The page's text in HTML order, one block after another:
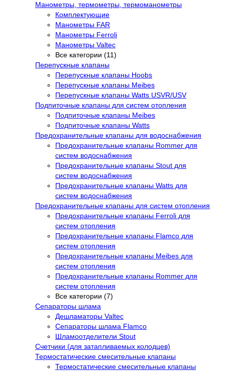
Манометры, термометры, термоманометры
Комплектующие
Манометры FAR
Манометры Ferroli
Манометры Valtec
Все категории (11)
Перепускные клапаны
Перепускные клапаны Hoobs
Перепускные клапаны Meibes
Перепускные клапаны Watts USVR/USV
Подпиточные клапаны для систем отопления
Подпиточные клапаны Meibes
Подпиточные клапаны Watts
Предохранительные клапаны для водоснабжения
Предохранительные клапаны Rommer для
систем водоснабжения
Предохранительные клапаны Stout для
систем водоснабжения
Предохранительные клапаны Watts для
систем водоснабжения
Предохранительные клапаны для систем отопления
Предохранительные клапаны Ferroli для
систем отопления
Предохранительные клапаны Flamco для
систем отопления
Предохранительные клапаны Meibes для
систем отопления
Предохранительные клапаны Rommer для
систем отопления
Все категории (7)
Сепараторы шлама
Дешламаторы Valtec
Сепараторы шлама Flamco
Шламоотделители Stout
Счетчики (для затапливаемых колодцев)
Термостатические смесительные клапаны
Термостатические смесительные клапаны